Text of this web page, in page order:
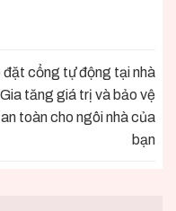
đặt cổng tự động tại nhà
tăng giá trị và bảo vệ
an toàn cho ngôi nhà của
bạn